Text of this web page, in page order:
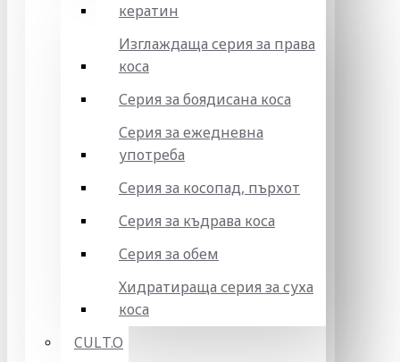
кератин
Изглаждаща серия за права
коса
Серия за боядисана коса
Серия за ежедневна
употреба
Серия за косопад, пърхот
Серия за къдрава коса
Серия за обем
Хидратираща серия за суха
коса
CULT.O